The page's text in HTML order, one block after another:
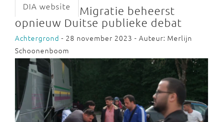
DIA website
Migratie beheerst
opnieuw Duitse publieke debat
Achtergrond - 28 november 2023 - Auteur: Merlijn
Schoonenboom